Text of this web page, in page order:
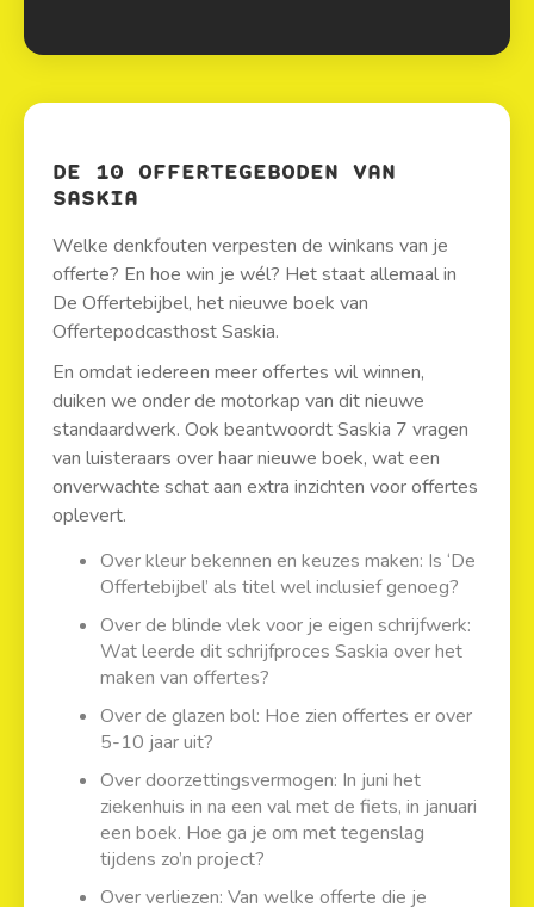
DE 10 OFFERTEGEBODEN VAN
SASKIA
Welke denkfouten verpesten de winkans van je
offerte? En hoe win je wél? Het staat allemaal in
De Offertebijbel, het nieuwe boek van
Offertepodcasthost Saskia.
En omdat iedereen meer offertes wil winnen,
duiken we onder de motorkap van dit nieuwe
standaardwerk. Ook beantwoordt Saskia 7 vragen
van luisteraars over haar nieuwe boek, wat een
onverwachte schat aan extra inzichten voor offertes
oplevert.
Over kleur bekennen en keuzes maken: Is ‘De
Offertebijbel’ als titel wel inclusief genoeg?
Over de blinde vlek voor je eigen schrijfwerk:
Wat leerde dit schrijfproces Saskia over het
maken van offertes?
Over de glazen bol: Hoe zien offertes er over
5-10 jaar uit?
Over doorzettingsvermogen: In juni het
ziekenhuis in na een val met de fiets, in januari
een boek. Hoe ga je om met tegenslag
tijdens zo’n project?
Over verliezen: Van welke offerte die je